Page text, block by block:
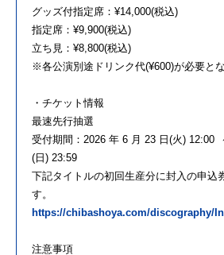
グッズ付指定席：¥14,000(税込)
指定席：¥9,900(税込)
立ち見：¥8,800(税込)
※各公演別途ドリンク代(¥600)が必要と
・チケット情報
最速先行抽選
受付期間：2026 年 6 月 23 日(火) 12:00
(日) 23:59
下記タイトルの初回生産分に封入の申込
す。
https://chibashoya.com/discography/
注意事項